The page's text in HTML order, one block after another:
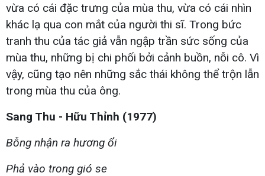
vừa có cái đặc trưng của mùa thu, vừa có cái nhìn
khác lạ qua con mắt của người thi sĩ. Trong bức
tranh thu của tác giả vẫn ngập trần sức sống của
mùa thu, những bị chi phối bởi cảnh buồn, nỗi cô. Vì
vậy, cũng tạo nên những sắc thái không thể trộn lẫn
trong mùa thu của ông.
Sang Thu - Hữu Thỉnh (1977)
Bỗng nhận ra hương ổi
Phả vào trong gió se